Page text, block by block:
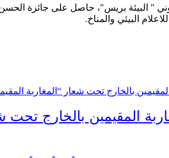
" البيئة بريس"، حاصل على جائزة
البيئي والمناخ.
المقيمين بالخارج